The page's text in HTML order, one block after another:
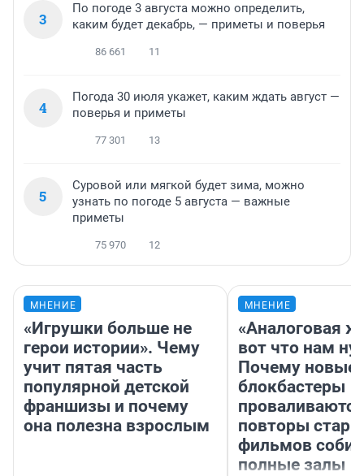
3
По погоде 3 августа можно определить,
каким будет декабрь, — приметы и поверья
86 661 11
4
Погода 30 июля укажет, каким ждать август —
поверья и приметы
77 301 13
5
Суровой или мягкой будет зима, можно
узнать по погоде 5 августа — важные
приметы
75 970 12
МНЕНИЕ
«Игрушки больше не
герои истории». Чему
учит пятая часть
популярной детской
франшизы и почему
она полезна взрослым
МНЕНИЕ
«Аналоговая
вот что нам
Почему новые
блокбастеры
повторы
фильмов
полные залы